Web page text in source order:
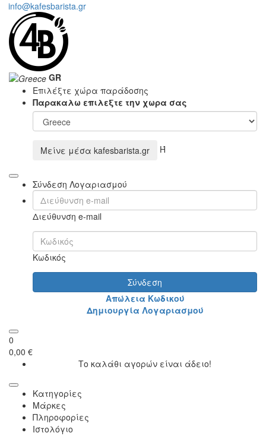
info@kafesbarista.gr
GR
Επιλέξτε χώρα παράδοσης
Παρακαλω επιλεξτε την χωρα σας
Μείνε μέσα kafesbarista.gr Ή
Σύνδεση Λογαριασμού
Διεύθυνση e-mail
Κωδικός
Σύνδεση
Απώλεια Κωδικού
Δημιουργία Λογαριασμού
0
0,00 €
Το καλάθι αγορών είναι άδειο!
Κατηγορίες
Μάρκες
Πληροφορίες
Ιστολόγιο